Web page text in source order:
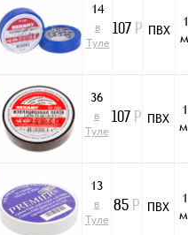
14
в
Туле
107 Р ПВХ
36
в
Туле
107 Р ПВХ
13
в
Туле
85 Р ПВХ